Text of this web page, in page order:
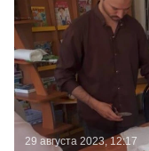
29 августа 2023, 12:17